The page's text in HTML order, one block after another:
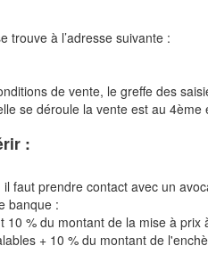
trouve à l’adresse suivante :
de vente, le greffe des
se déroule la vente est au 4ème
:
faut prendre contact avec un
banque :
10 % du montant de la mise à
+ 10 % du montant de